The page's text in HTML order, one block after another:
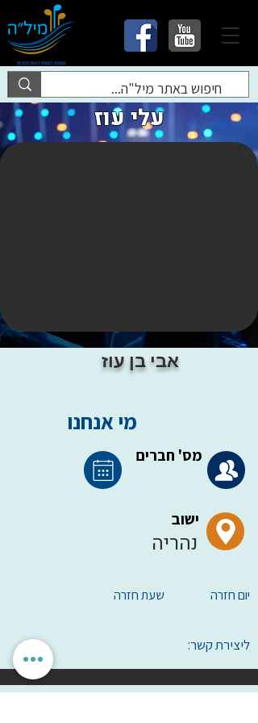
עלי עוז
אבי בן עוז
מי אנחנו
מס' חברים
ישוב
נהריה
שעת חזרה יום חזרה
ליצירת קשר: